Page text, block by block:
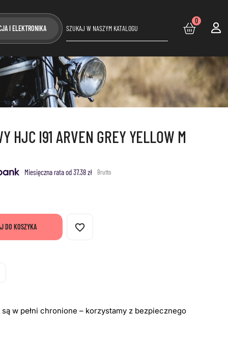
I ELEKTRONIKA
0
HJC I91 ARVEN GREY YELLOW M
Miesięczna rata od 37.38 zł Brutto
DO KOSZYKA favorite_border
w pełni chronione – korzystamy z bezpiecznego